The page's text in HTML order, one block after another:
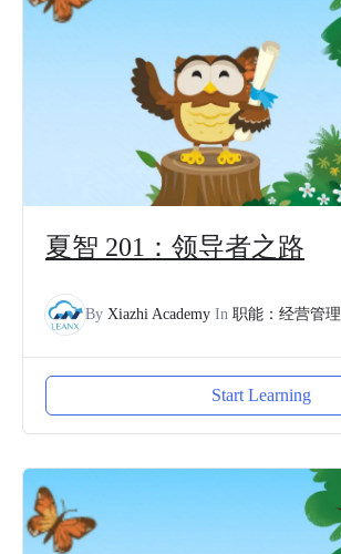
夏智 201：领导者之路
By Xiazhi Academy In 职能：经营管理
Start Learning